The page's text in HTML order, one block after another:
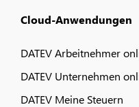
Cloud-Anwendungen
DATEV Arbeitnehmer
DATEV Unternehmen
DATEV Meine Steuern